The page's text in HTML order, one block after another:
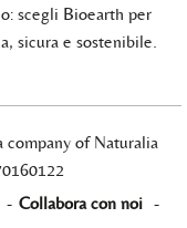
scegli Bioearth per
sicura e sostenibile.
company of Naturalia
- Collabora con noi -